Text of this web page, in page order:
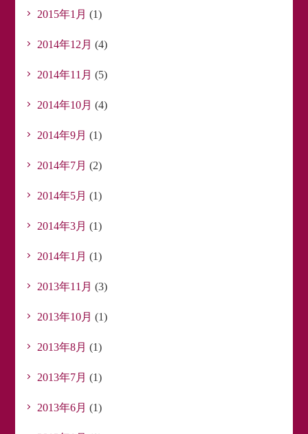
2015年1月 (1)
2014年12月 (4)
2014年11月 (5)
2014年10月 (4)
2014年9月 (1)
2014年7月 (2)
2014年5月 (1)
2014年3月 (1)
2014年1月 (1)
2013年11月 (3)
2013年10月 (1)
2013年8月 (1)
2013年7月 (1)
2013年6月 (1)